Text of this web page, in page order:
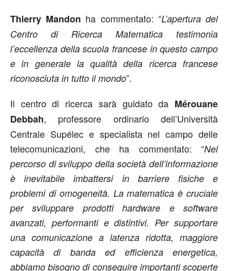
Thierry Mandon ha commentato: “L’apertura del
Centro di Ricerca Matematica testimonia
l’eccellenza della scuola francese in questo campo
e in generale la qualità della ricerca francese
riconosciuta in tutto il mondo”.
Il centro di ricerca sarà guidato da Mérouane
Debbah, professore ordinario dell’Università
Centrale Supélec e specialista nel campo delle
telecomunicazioni, che ha commentato: “Nel
percorso di sviluppo della società dell’informazione
è inevitabile imbattersi in barriere fisiche e
problemi di omogeneità. La matematica è cruciale
per sviluppare prodotti hardware e software
avanzati, performanti e distintivi. Per supportare
una comunicazione a latenza ridotta, maggiore
capacità di banda ed efficienza energetica,
abbiamo bisogno di conseguire importanti scoperte